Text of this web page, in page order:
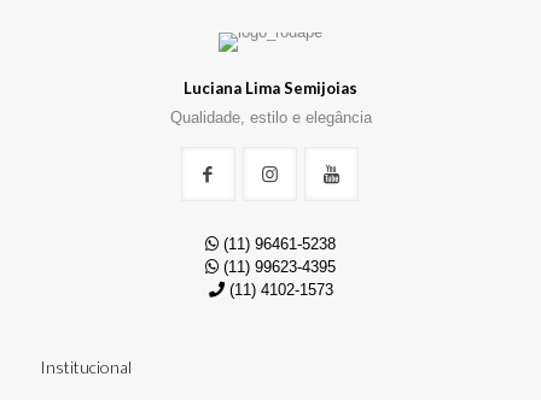
Luciana Lima Semijoias
Qualidade, estilo e elegância
(11) 96461-5238
(11) 99623-4395
(11) 4102-1573
Institucional